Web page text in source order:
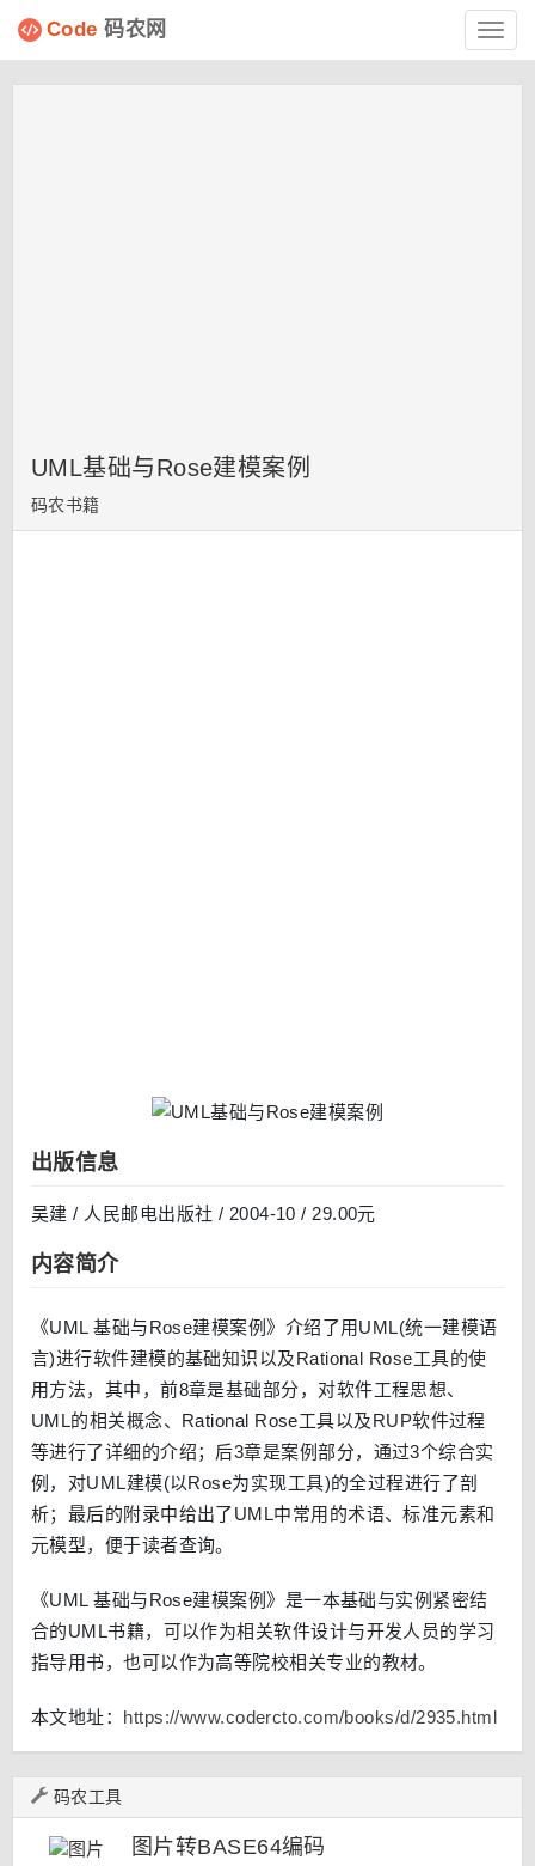
Code 码农网
UML基础与Rose建模案例
码农书籍
出版信息
吴建 / 人民邮电出版社 / 2004-10 / 29.00元
内容简介
《UML 基础与Rose建模案例》介绍了用UML(统一建模语
言)进行软件建模的基础知识以及Rational Rose工具的使
用方法，其中，前8章是基础部分，对软件工程思想、
UML的相关概念、Rational Rose工具以及RUP软件过程
等进行了详细的介绍；后3章是案例部分，通过3个综合实
例，对UML建模(以Rose为实现工具)的全过程进行了剖
析；最后的附录中给出了UML中常用的术语、标准元素和
元模型，便于读者查询。
《UML 基础与Rose建模案例》是一本基础与实例紧密结
合的UML书籍，可以作为相关软件设计与开发人员的学习
指导用书，也可以作为高等院校相关专业的教材。
本文地址： https://www.codercto.com/books/d/2935.html
码农工具
图片转BASE64编码